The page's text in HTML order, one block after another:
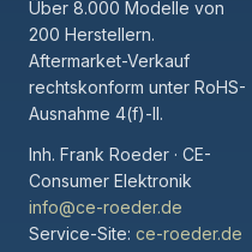
Über 8.000 Modelle von
200 Herstellern.
Aftermarket-Verkauf
rechtskonform unter RoHS-
Ausnahme 4(f)-II.
Inh. Frank Roeder · CE-
Consumer Elektronik
info@ce-roeder.de
Service-Site: ce-roeder.de